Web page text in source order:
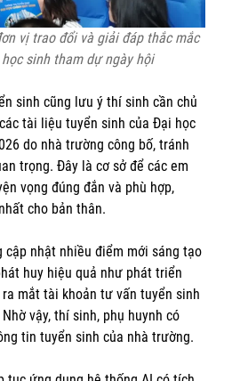
vị trao đổi và giải đáp thắc mắc
sinh tham dự ngày hội
sinh cũng lưu ý thí sinh cần chủ
tài liệu tuyển sinh của Đại học
do nhà trường công bố, tránh
trọng. Đây là cơ sở để các em
vọng đúng đắn và phù hợp,
cho bản thân.
cập nhật nhiều điểm mới sáng tạo
huy hiệu quả như phát triển
ra mắt tài khoản tư vấn tuyển sinh
vậy, thí sinh, phụ huynh có
tin tuyển sinh của nhà trường.